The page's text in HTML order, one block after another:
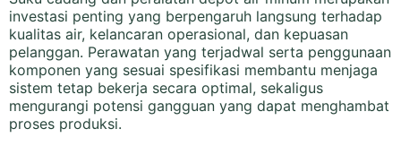
investasi penting yang berpengaruh langsung terhadap
kualitas air, kelancaran operasional, dan kepuasan
pelanggan. Perawatan yang terjadwal serta penggunaan
komponen yang sesuai spesifikasi membantu menjaga
sistem tetap bekerja secara optimal, sekaligus
mengurangi potensi gangguan yang dapat menghambat
proses produksi.